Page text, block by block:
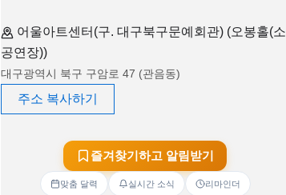
어울아트센터(구. 대구북구문예회관) (오봉홀(소
공연장))
대구광역시 북구 구암로 47 (관음동)
주소 복사하기
즐겨찾기하고 알림받기
맞춤 달력 실시간 소식 리마인더